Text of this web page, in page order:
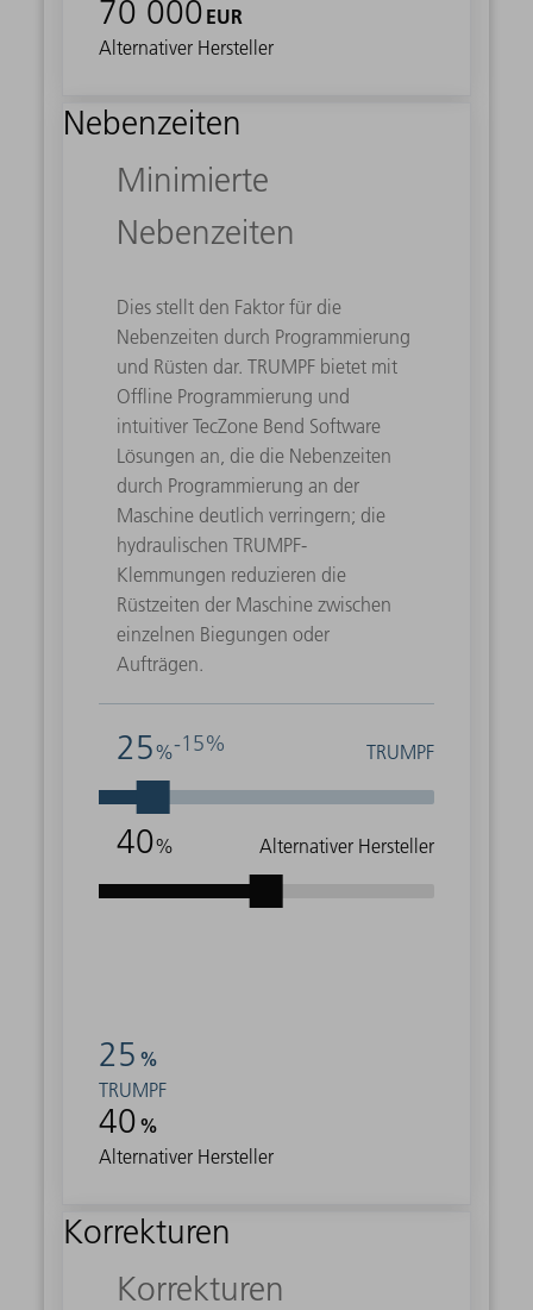
70 000EUR
Alternativer Hersteller
Nebenzeiten
Minimierte
Nebenzeiten
Dies stellt den Faktor für die
Nebenzeiten durch Programmierung
und Rüsten dar. TRUMPF bietet mit
Offline Programmierung und
intuitiver TecZone Bend Software
Lösungen an, die die Nebenzeiten
durch Programmierung an der
Maschine deutlich verringern; die
hydraulischen TRUMPF-
Klemmungen reduzieren die
Rüstzeiten der Maschine zwischen
einzelnen Biegungen oder
Aufträgen.
25%-15% TRUMPF
40% Alternativer Hersteller
25 %
TRUMPF
40%
Alternativer Hersteller
Korrekturen
Korrekturen